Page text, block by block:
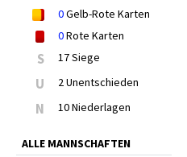
0Gelb-Rote Karten
0Rote Karten
S 17 Siege
U 2 Unentschieden
N 10 Niederlagen
ALLE MANNSCHAFTEN